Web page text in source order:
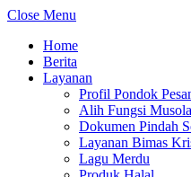
Close Menu
Home
Berita
Layanan
Profil Pondok
Alih Fungsi
Dokumen Pindah
Layanan Bimas
Lagu Merdu